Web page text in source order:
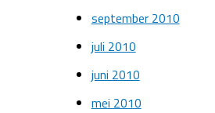
september 2010
juli 2010
juni 2010
mei 2010